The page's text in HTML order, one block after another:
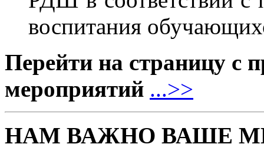
воспитания
Перейти на страницу с
мероприятий ...>>
НАМ ВАЖНО ВАШЕ